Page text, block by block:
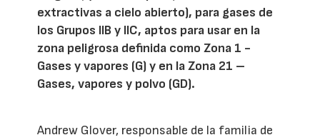
extractivas a cielo abierto), para gases de
los Grupos IIB y IIC, aptos para usar en la
zona peligrosa definida como Zona 1 -
Gases y vapores (G) y en la Zona 21 –
Gases, vapores y polvo (GD).
Andrew Glover, responsable de la familia de